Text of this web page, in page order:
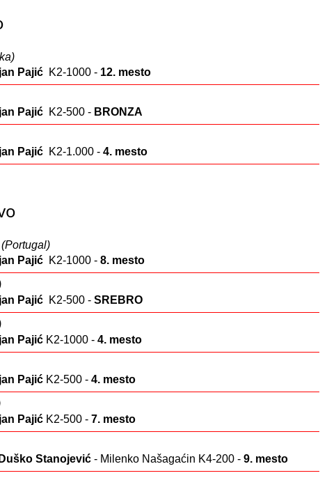
Pajić K2-1000 - 12. mesto
Pajić K2-500 - BRONZA
Pajić K2-1.000 -4. mesto
Pajić K2-1000 -8. mesto
Pajić K2-500 -SREBRO
Pajić K2-1000 -4. mesto
Pajić K2-500 -4. mesto
Pajić K2-500 -7. mesto
Duško Stanojević - Milenko Našagaćin K4-200 -9. mesto